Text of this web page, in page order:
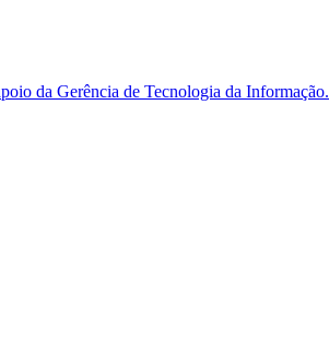
da Gerência de Tecnologia da Informação.